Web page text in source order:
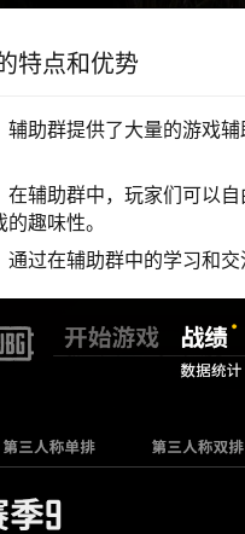
特点和优势
辅助群提供了大量的游戏
在辅助群中，玩家们可以
趣味性。
通过在辅助群中的学习和